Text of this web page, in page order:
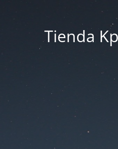
Tienda